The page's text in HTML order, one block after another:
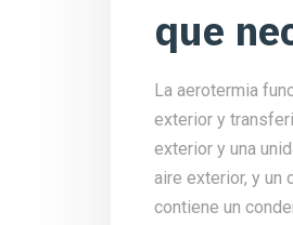
que
La aerotermia
exterior y
exterior y una
aire exterior, y un
contiene un